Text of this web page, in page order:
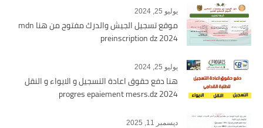
يوليو 25, 2024
موقع تسجيل الجيش والدرك مفتوح من هنا mdn
preinscription dz 2024
يوليو 25, 2024
هنا دفع حقوق اعادة التسجيل و الايواء و النقل
2024 progres epaiement mesrs.dz
ديسمبر 11, 2025